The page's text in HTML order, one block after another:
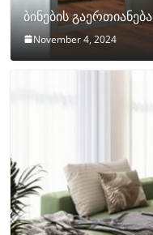
ბინების გაერთიანება
November 4, 2024